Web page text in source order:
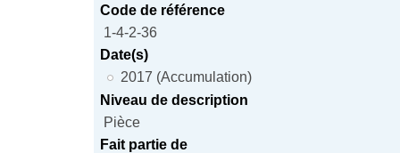
Code de référence
1-4-2-36
Date(s)
2017 (Accumulation)
Niveau de description
Pièce
Fait partie de